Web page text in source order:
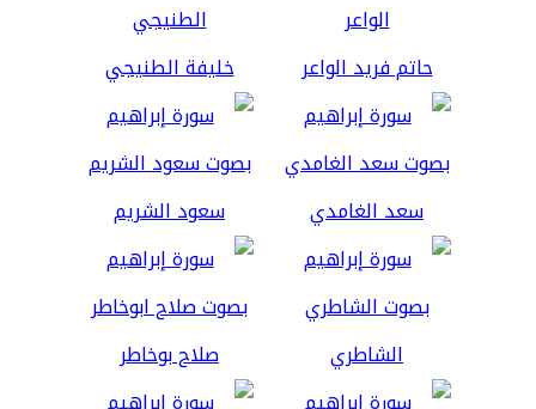
حاتم فريد الواعر خليفة الطنيجي
سعد الغامدي سعود الشريم
الشاطري صلاح بوخاطر